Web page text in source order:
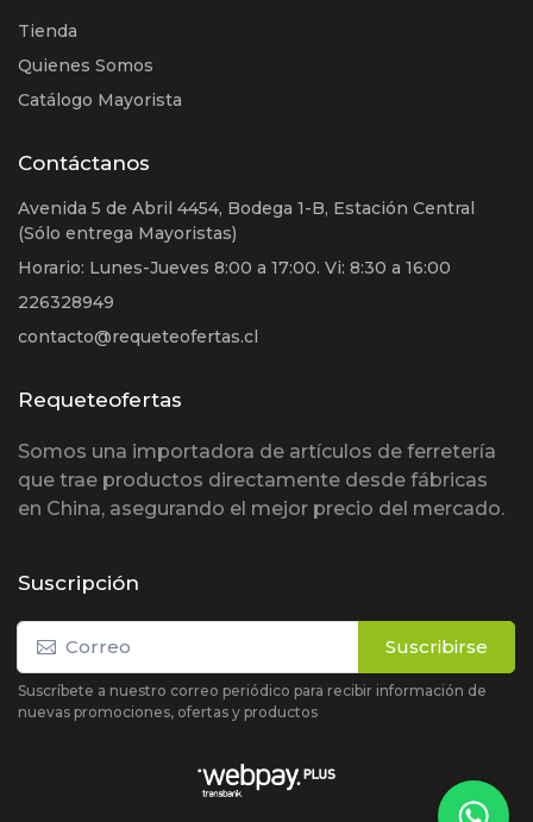
Tienda
Quienes Somos
Catálogo Mayorista
Contáctanos
Avenida 5 de Abril 4454, Bodega 1-B, Estación Central
(Sólo entrega Mayoristas)
Horario: Lunes-Jueves 8:00 a 17:00. Vi: 8:30 a 16:00
226328949
contacto@requeteofertas.cl
Requeteofertas
Somos una importadora de artículos de ferretería
que trae productos directamente desde fábricas
en China, asegurando el mejor precio del mercado.
Suscripción
Suscribirse
Suscríbete a nuestro correo periódico para recibir información de
nuevas promociones, ofertas y productos